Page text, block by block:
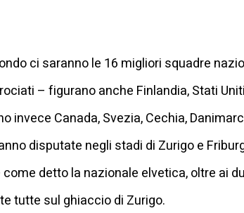
ci saranno le 16 migliori squadre
– figurano anche Finlandia, Stati
invece Canada, Svezia, Cechia,
disputate negli stadi di Zurigo e
detto la nazionale elvetica, oltre ai
tutte sul ghiaccio di Zurigo.